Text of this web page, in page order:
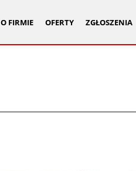
O FIRMIE OFERTY ZGŁOSZENIA